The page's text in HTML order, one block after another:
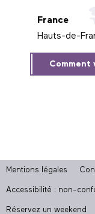
France
Hauts-de-
Comment
Mentions légales
Accessibilité : non-
Réservez un weekend